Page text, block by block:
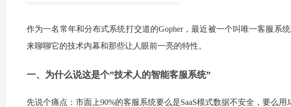
作为一名常年和分布式系统打交道的Gopher，最近被一个叫唯一客服系
来聊聊它的技术内幕和那些让人眼前一亮的特性。
一、为什么说这是个”技术人的智能客服系统”
先说个痛点：市面上90%的客服系统要么是SaaS模式数据不安全，要么用